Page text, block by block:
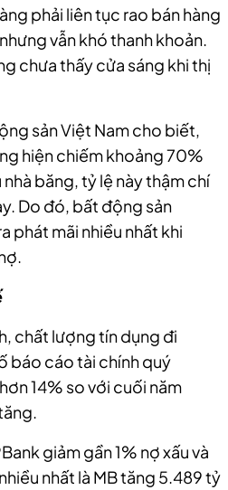
phải liên tục rao bán hàng
vẫn khó thanh khoản.
chưa thấy cửa sáng khi thị
sản Việt Nam cho biết,
hiện chiếm khoảng 70%
băng, tỷ lệ này thậm chí
Do đó, bất động sản
phát mãi nhiều nhất khi
chất lượng tín dụng đi
báo cáo tài chính quý
14% so với cuối năm
giảm gần 1% nợ xấu và
nhất là MB tăng 5.489 tỷ